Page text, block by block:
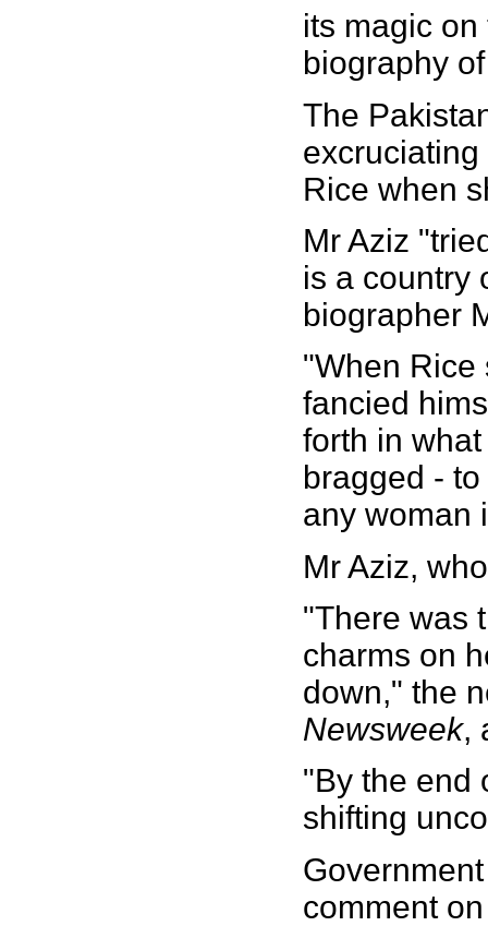
its magic
biography
The
Rice when
Mr Aziz
is a country
biographer
"When Rice
fancied
forth in
bragged -
any woman
Mr Aziz,
"There was
charms on
down," the
Newsweek,
"By the end
shifting
comment